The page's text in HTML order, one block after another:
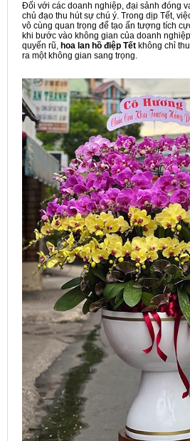
Đối với các doanh nghiệp, đại sảnh đóng
chủ đạo thu hút sự chú ý. Trong dịp Tết,
vô cùng quan trọng để tạo ấn tượng tích
khi bước vào không gian của doanh
quyến rũ, hoa lan hồ điệp Tết không chỉ
ra một không gian sang trọng.